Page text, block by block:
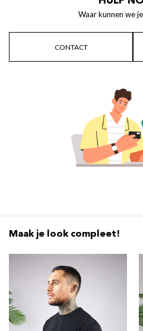
Waar kunnen we
CONTACT
Maak je look compleet!